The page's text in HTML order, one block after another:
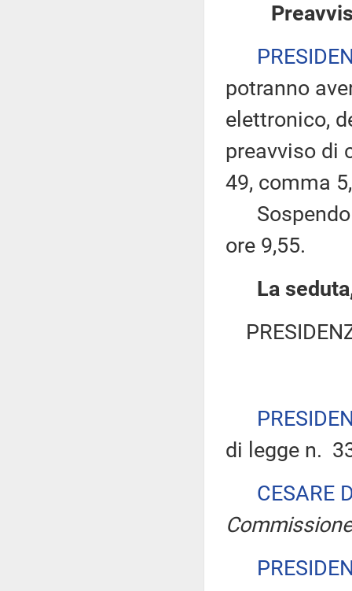
potranno
elettronico,
preavviso di
49, comma
Sospendo
ore 9,55.
La
di legge n.
CESARE
Commissione